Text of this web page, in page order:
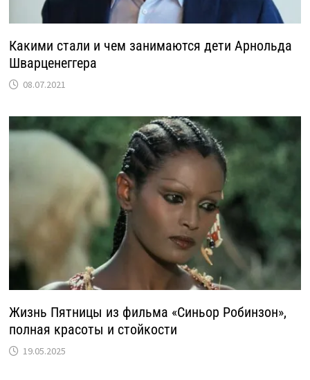
Какими стали и чем занимаются дети Арнольда
Шварценеггера
08.07.2021
Жизнь Пятницы из фильма «Синьор Робинзон»,
полная красоты и стойкости
19.05.2025